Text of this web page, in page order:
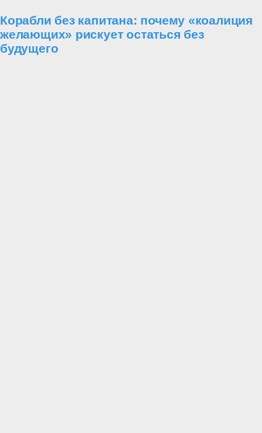
Корабли без капитана: почему «коалиция
желающих» рискует остаться без
будущего